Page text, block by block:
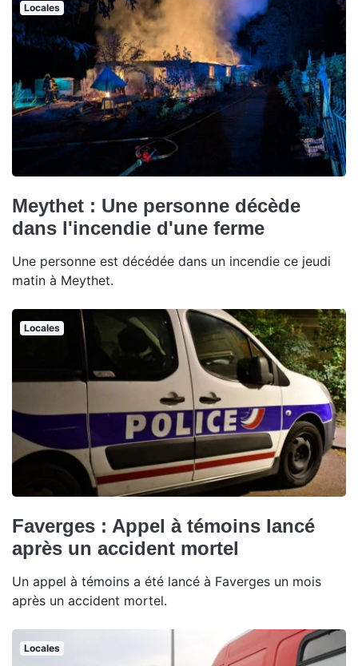
Locales
Meythet : Une personne décède
dans l'incendie d'une ferme
Une personne est décédée dans un incendie ce jeudi
matin à Meythet.
Locales
Faverges : Appel à témoins lancé
après un accident mortel
Un appel à témoins a été lancé à Faverges un mois
après un accident mortel.
Locales